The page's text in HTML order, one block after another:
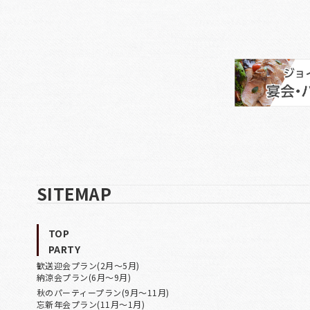
SITEMAP
TOP
PARTY
歓送迎会プラン(2月〜5月)
納涼会プラン(6月〜9月)
秋のパーティープラン(9月〜11月)
忘新年会プラン(11月〜1月)